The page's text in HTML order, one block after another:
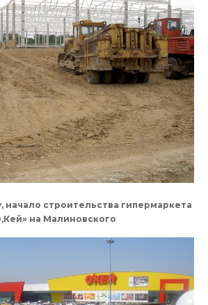
начало строительства гипермаркета
на Малиновского